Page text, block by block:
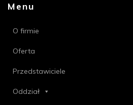
Menu
O firmie
Oferta
Przedstawiciele
Oddział